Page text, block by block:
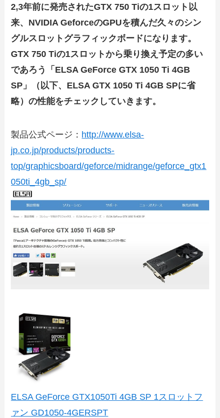
2,3年前に発売されたGTX 750 Tiの1スロット以
来、NVIDIA GeforceのGPUを積んだ久々のシン
グルスロットグラフィックボードになります。
GTX 750 Tiの1スロットから乗り換え予定の多い
であろう
「ELSA GeForce GTX 1050 Ti 4GB
SP 」（以下、ELSA GTX 1050 Ti 4GB SPに省
略）の性能をチェックしていきます。
製品公式ページ： http://www.elsa-
jp.co.jp/products/products-
top/graphicsboard/geforce/midrange/geforce_gtx1
050ti_4gb_sp/
ELSA GeForce GTX1050Ti 4GB SP 1スロットフ
ァン GD1050-4GERSPT